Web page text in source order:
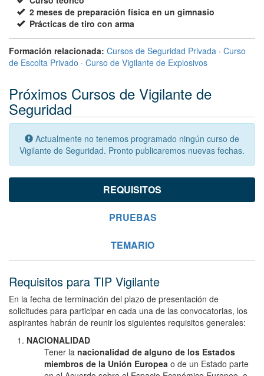
2 meses de preparación física en un gimnasio
Prácticas de tiro con arma
Formación relacionada: Cursos de Seguridad Privada · Curso
de Escolta Privado · Curso de Vigilante de Explosivos
Próximos Cursos de Vigilante de
Seguridad
Actualmente no tenemos programado ningún curso de
Vigilante de Seguridad. Pronto publicaremos nuevas fechas.
REQUISITOS
PRUEBAS
TEMARIO
Requisitos para TIP Vigilante
En la fecha de terminación del plazo de presentación de
solicitudes para participar en cada una de las convocatorias, los
aspirantes habrán de reunir los siguientes requisitos generales:
NACIONALIDAD
Tener la nacionalidad de alguno de los Estados
miembros de la Unión Europea o de un Estado parte